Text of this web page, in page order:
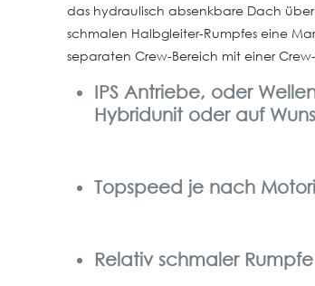
das hydraulisch absenkbare Dach
schmalen Halbgleiter-Rumpfes eine
separaten Crew-Bereich mit einer
IPS Antriebe, oder
Hybridunit oder auf
Topspeed je nach
Relativ schmaler